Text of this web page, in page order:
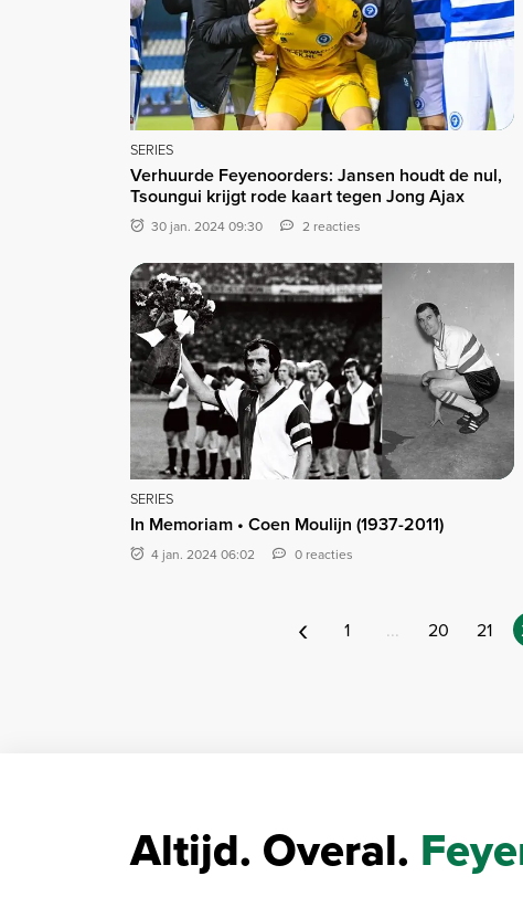
SERIES
Verhuurde Feyenoorders: Jansen houdt de nul,
Tsoungui krijgt rode kaart tegen Jong Ajax
30 jan. 2024 09:30 2 reacties
SERIES
In Memoriam • Coen Moulijn (1937-2011)
4 jan. 2024 06:02 0 reacties
‹ 1 ... 20 21
Altijd. Overal.